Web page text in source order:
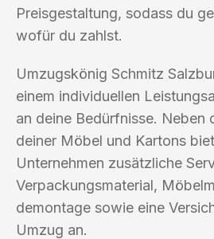
Preisgestaltung, sodass du
wofür du zahlst.
Umzugskönig Schmitz
einem individuellen
an deine Bedürfnisse. Neben
deiner Möbel und Kartons
Unternehmen zusätzliche
Verpackungsmaterial,
demontage sowie eine
Umzug an.